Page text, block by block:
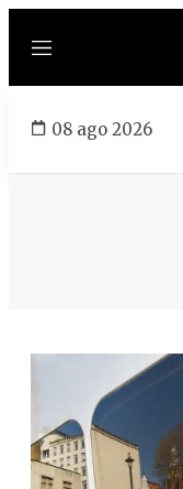
Menú
08 ago 2026